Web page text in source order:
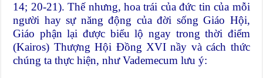
14; 20-21). Thế nhưng, hoa trái của đức tin của mỗi
người hay sự năng động của đời sống Giáo Hội,
Giáo phận lại được biểu lộ ngay trong thời điểm
(Kairos) Thượng Hội Đồng XVI nầy và cách thức
chúng ta thực hiện, như Vademecum lưu ý: